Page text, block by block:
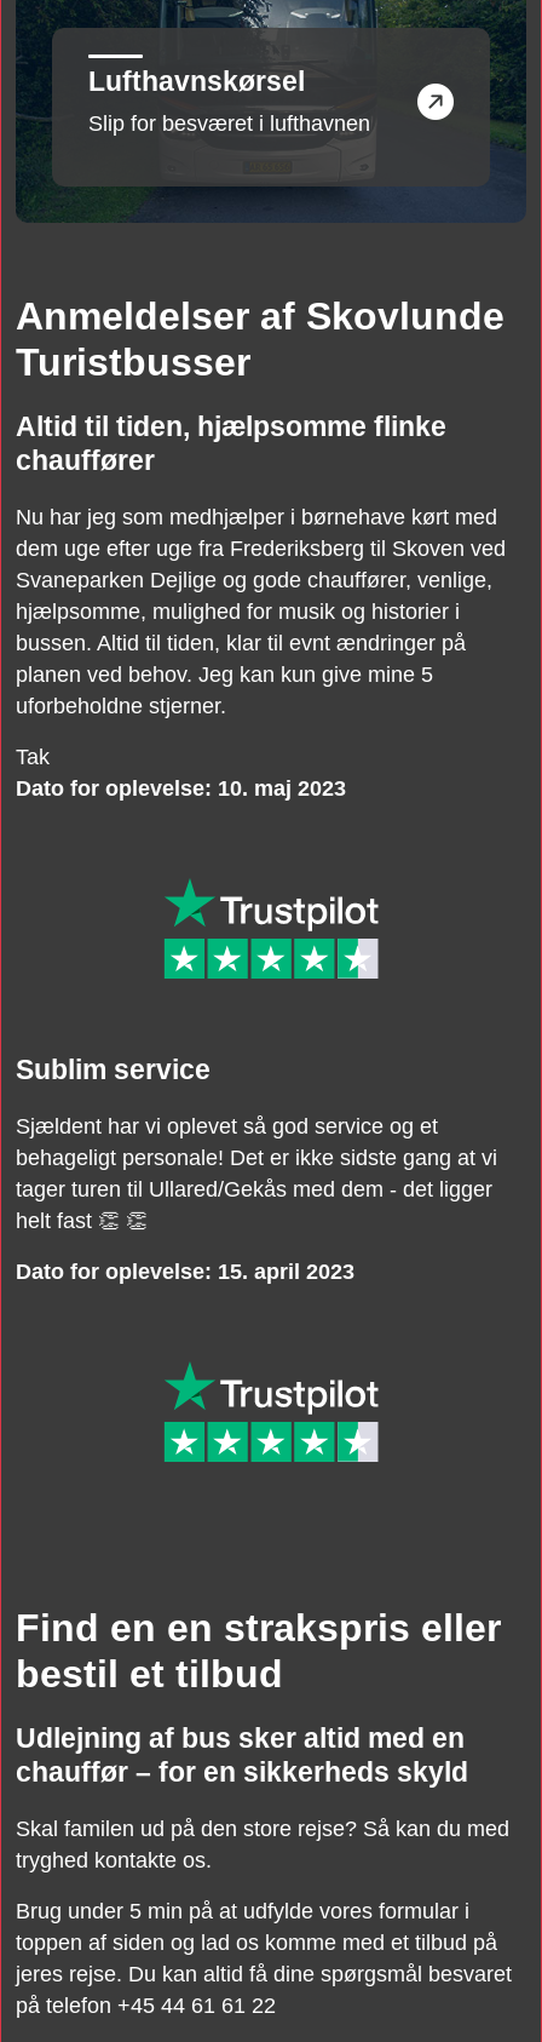
Lufthavnskørsel
Slip for besværet i lufthavnen
Anmeldelser af Skovlunde
Turistbusser
Altid til tiden, hjælpsomme flinke
chauffører
Nu har jeg som medhjælper i børnehave kørt med
dem uge efter uge fra Frederiksberg til Skoven ved
Svaneparken Dejlige og gode chauffører, venlige,
hjælpsomme, mulighed for musik og historier i
bussen. Altid til tiden, klar til evnt ændringer på
planen ved behov. Jeg kan kun give mine 5
uforbeholdne stjerner.
Tak
Dato for oplevelse: 10. maj 2023
Sublim service
Sjældent har vi oplevet så god service og et
behageligt personale! Det er ikke sidste gang at vi
tager turen til Ullared/Gekås med dem - det ligger
helt fast 👏 👏
Dato for oplevelse: 15. april 2023
Find en en strakspris eller
bestil et tilbud
Udlejning af bus sker altid med en
chauffør – for en sikkerheds skyld
Skal familen ud på den store rejse? Så kan du med
tryghed kontakte os.
Brug under 5 min på at udfylde vores formular i
toppen af siden og lad os komme med et tilbud på
jeres rejse. Du kan altid få dine spørgsmål besvaret
på telefon +45 44 61 61 22